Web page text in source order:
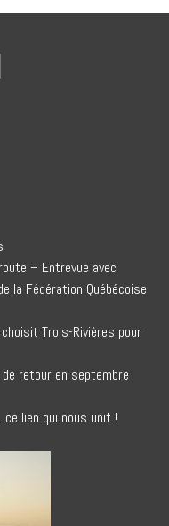
– Entrevue avec
la Fédération Québécoise
Trois-Rivières pour
de retour en septembre
lien qui nous unit !